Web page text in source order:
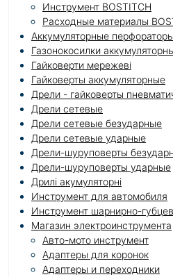
Инструмент BOSTITCH
Расходные материалы
Аккумуляторные перфораторы
Газонокосилки
Гайковерти мережеві
Гайковерты аккумуляторные
Дрели - гайковерты
Дрели сетевые
Дрели сетевые безударные
Дрели сетевые ударные
Дрели-шуруповерты
Дрели-шуруповерты ударные
Дрилі акумуляторні
Инструмент для автомобиля
Инструмент шарнирно-
Магазин электроинструмента
Авто-мото инструмент
Адаптеры для коронок
Адаптеры и переходники